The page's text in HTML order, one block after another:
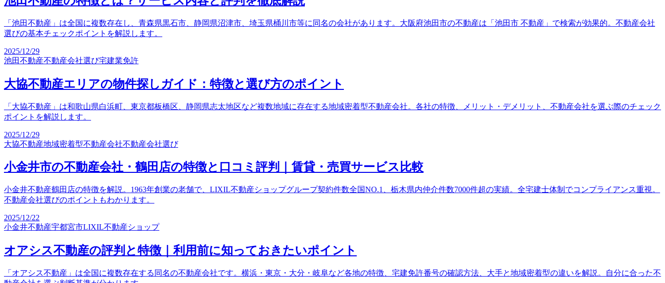
「池田不動産」は全国に複数存在し、青森県黒石市、静岡県沼津市、埼玉県桶川市等に同名の会社があります。大阪府池田市の不動産は「池田市 不動産」で検索が効果的。不動産会社
選びの基本チェックポイントを解説します。
2025/12/29
池田不動産不動産会社選び宅建業免許
大協不動産エリアの物件探しガイド：特徴と選び方のポイント
「大協不動産」は和歌山県白浜町、東京都板橋区、静岡県志太地区など複数地域に存在する地域密着型不動産会社。各社の特徴、メリット・デメリット、不動産会社を選ぶ際のチェック
ポイントを解説します。
2025/12/29
大協不動産地域密着型不動産会社不動産会社選び
小金井市の不動産会社・鶴田店の特徴と口コミ評判｜賃貸・売買サービス比較
小金井不動産鶴田店の特徴を解説。1963年創業の老舗で、LIXIL不動産ショップグループ契約件数全国NO.1、栃木県内仲介件数7000件超の実績。全宅建士体制でコンプライアンス重視。
不動産会社選びのポイントもわかります。
2025/12/22
小金井不動産宇都宮市LIXIL不動産ショップ
オアシス不動産の評判と特徴｜利用前に知っておきたいポイント
「オアシス不動産」は全国に複数存在する同名の不動産会社です。横浜・東京・大分・岐阜など各地の特徴、宅建免許番号の確認方法、大手と地域密着型の違いを解説。自分に合った不